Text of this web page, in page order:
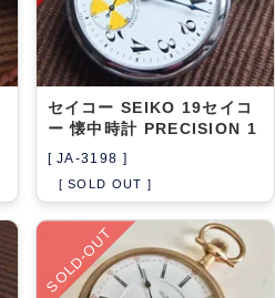
セイコー SEIKO 19セイコ
ー 懐中時計 PRECISION 1
[ JA-3198 ]
[ SOLD OUT ]
SOLD-OUT